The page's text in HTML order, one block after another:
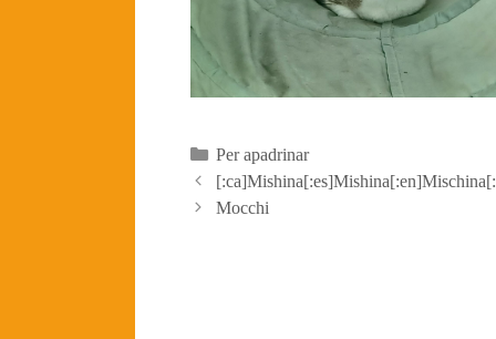
Categories
Per apadrinar
Mocchi